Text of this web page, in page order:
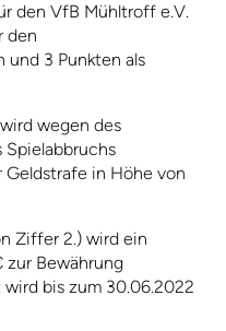
den VfB Mühltroff e.V.
den
und 3 Punkten als
wegen des
Geldstrafe in Höhe von
Ziffer 2.) wird ein
zur Bewährung
bis zum 30.06.2022